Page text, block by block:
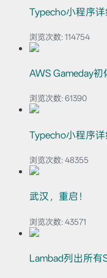
Typecho小程序
浏览次数: 114754
AWS Gameday初
浏览次数: 61390
Typecho小程序
浏览次数: 48355
武汉，重启！
浏览次数: 43571
Lambad列出所有